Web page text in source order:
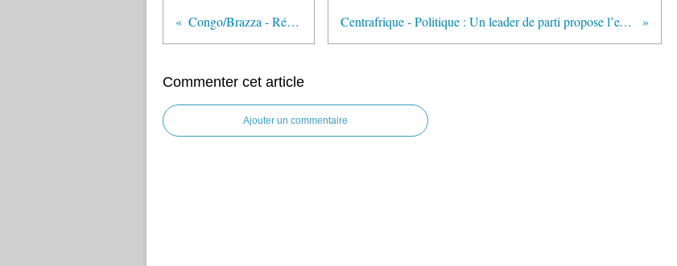
Congo/Brazza - Réfugiés : Retour volontaire Centrafrique - Politique : Un leader de parti propose l’exclusion de Démafouth du dialogue politique centrafricain
Commenter cet article
Ajouter un commentaire